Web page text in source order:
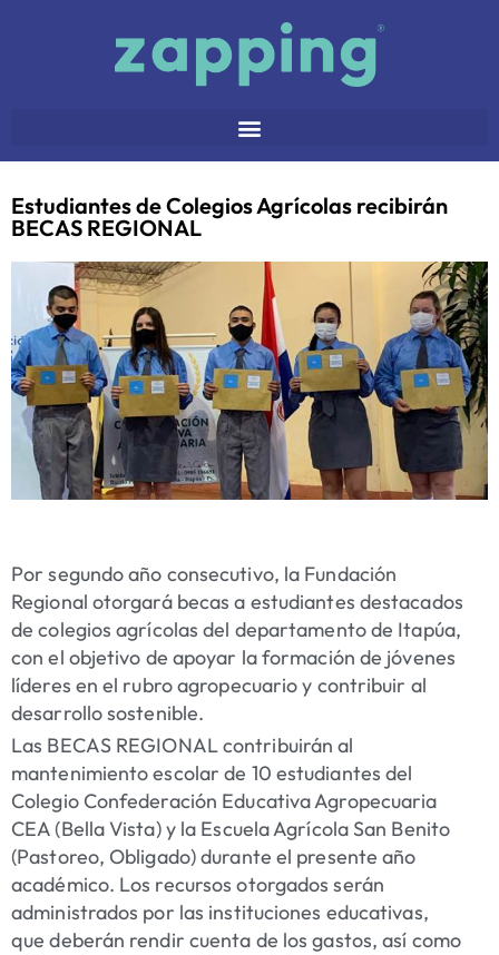
Estudiantes de Colegios Agrícolas recibirán
BECAS REGIONAL
Por segundo año consecutivo, la Fundación
Regional otorgará becas a estudiantes destacados
de colegios agrícolas del departamento de Itapúa,
con el objetivo de apoyar la formación de jóvenes
líderes en el rubro agropecuario y contribuir al
desarrollo sostenible.
Las BECAS REGIONAL contribuirán al
mantenimiento escolar de 10 estudiantes del
Colegio Confederación Educativa Agropecuaria
CEA (Bella Vista) y la Escuela Agrícola San Benito
(Pastoreo, Obligado) durante el presente año
académico. Los recursos otorgados serán
administrados por las instituciones educativas,
que deberán rendir cuenta de los gastos, así como